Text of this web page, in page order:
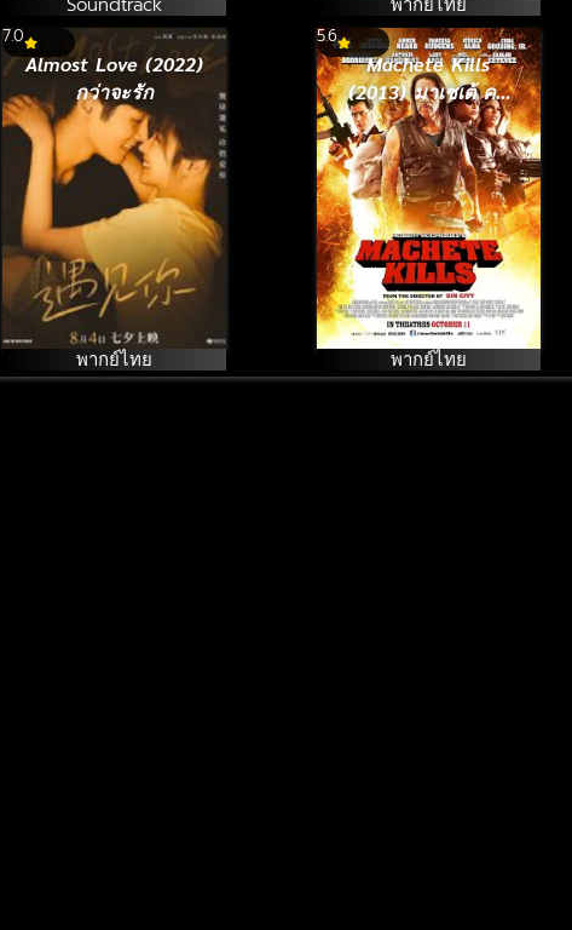
7.0
Almost Love (2022)
กว่าจะรัก
พากย์ไทย
5.6
Machete Kills
(2013) มาเชเต้ คน
ระห่ำ ดุกระฉูด
พากย์ไทย